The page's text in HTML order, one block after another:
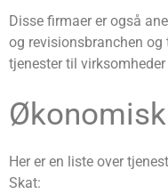
Disse firmaer er også
og revisionsbranchen
tjenester til
Her er en liste over
Skat: